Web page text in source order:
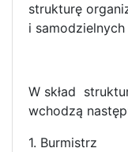
strukturę
i
W skład
wchodzą
1. Burmistrz